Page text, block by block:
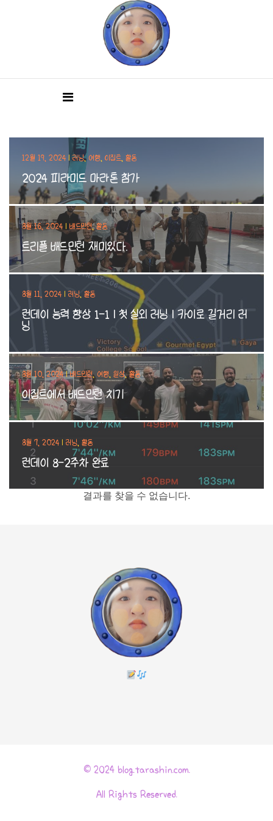
12월 19, 2024 |러닝, 여행, 이집트, 활동
2024 피라미드 마라톤 참가
8월 16, 2024 | 배드민턴,활동
트리플 배드민턴 재미있다.
8월 11, 2024 |러닝, 활동
런데이 능력 향상 1-1 | 첫 실외 러닝 | 카이로 길거리 러
닝
8월 10, 2024 |배드민턴, 여행, 일상,활동
이집트에서 배드민턴 치기
8월 7, 2024 |러닝, 활동
런데이 8-2주차 완료
결과를 찾을 수 없습니다.
© 2024 blog.tarashin.com.
All Rights Reserved.